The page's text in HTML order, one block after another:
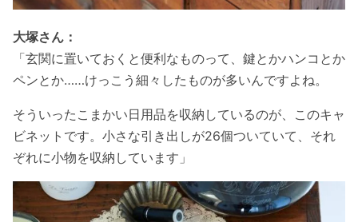
大塚さん：
「玄関に置いておくと便利なものって、鍵とかハンコとか
ペンとか……けっこう細々したものが多いんですよね。
そういったこまかい日用品を収納しているのが、このキャ
ビネットです。小さな引き出しが26個ついていて、それ
ぞれに小物を収納しています」